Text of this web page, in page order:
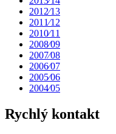
2012⁄13
2011⁄12
2010⁄11
2008⁄09
2007⁄08
2006⁄07
2005⁄06
2004⁄05
Rychlý kontakt